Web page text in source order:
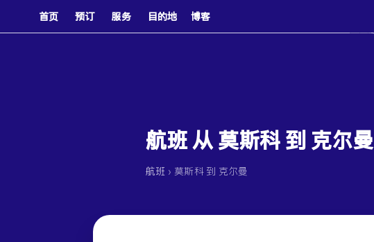
首页 预订 服务 目的地 博客
航班 从 莫斯科 到 克尔曼
航班 › 莫斯科 到 克尔曼